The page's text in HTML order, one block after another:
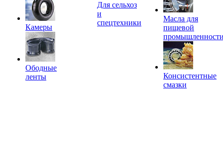
Камеры
Ободные
ленты
Для сельхоз
и
спецтехники
Масла для
пищевой
Консистентные
смазки